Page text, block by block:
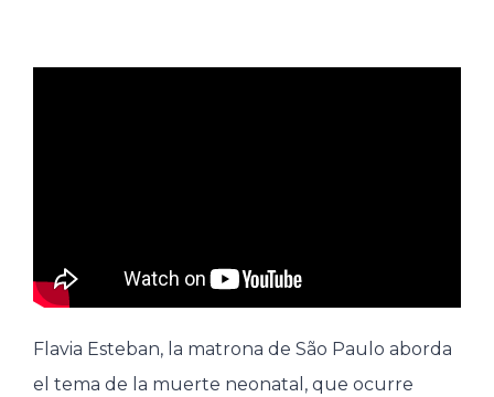
Flavia Esteban, la matrona de São Paulo aborda
el tema de la muerte neonatal, que ocurre